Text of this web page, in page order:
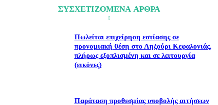
ΣΥΣΧΕΤΙΖΟΜΕΝΑ ΑΡΘΡΑ
Πωλείται επιχείρηση εστίασης σε
προνομιακή θέση στο Ληξούρι Κεφαλονιάς,
πλήρως εξοπλισμένη και σε λειτουργία
(εικόνες)
Παράταση προθεσμίας υποβολής αιτήσεων